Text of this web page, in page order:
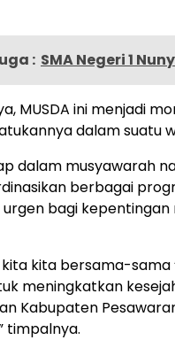
: SMA Negeri 1
MUSDA ini menjadi
dalam suatu
dalam musyawarah
berbagai
bagi kepentingan
kita kita bersama-sama
meningkatkan
Kabupaten
timpalnya.